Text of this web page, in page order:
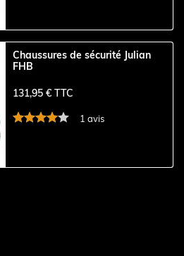
Chaussures de sécurité Julian
FHB
131,95 € TTC
1 avis